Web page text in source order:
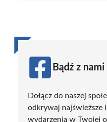
Bądź z
Dołącz do naszej
odkrywaj najświeższe
wydarzenia w Twojej